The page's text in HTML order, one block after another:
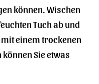
können. Wischen
Tuch ab und
einem trockenen
Sie etwas